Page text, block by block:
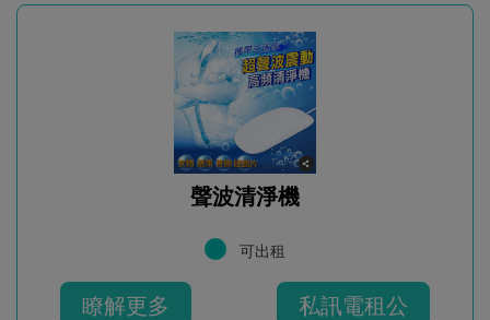
聲波清淨機
可出租
瞭解更多 私訊電租公